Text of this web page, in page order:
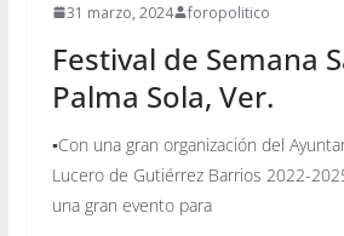
31 marzo, 2024 foropolitico
Festival de Semana
Palma Sola, Ver.
▪️Con una gran organización del
Lucero de Gutiérrez Barrios 2022-
una gran evento para